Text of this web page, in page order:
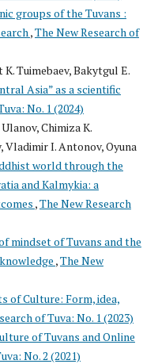
groups of the Tuvans :
,The New Research of
Tuimebaev, Bakytgul E.
Asia” as a scientific
No. 1 (2024)
Chimiza K.
Vladimir I. Antonov, Oyuna
world through the
and Kalmykia: a
,The New Research
mindset of Tuvans and the
,The New
of Culture: Form, idea,
of Tuva: No. 1 (2023)
of Tuvans and Online
No. 2 (2021)